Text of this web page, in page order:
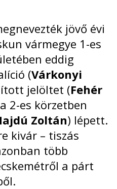
jövő évi
vármegye 1-es
eddig
(Várkonyi
jelöltet (Fehér
2-es körzetben
Zoltán) lépett.
kivár – tiszás
több
a párt